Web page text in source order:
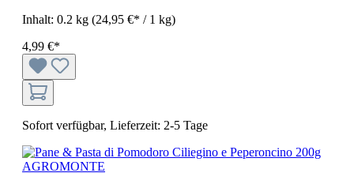
Inhalt: 0.2 kg (24,95 €* / 1 kg)
4,99 €*
Sofort verfügbar, Lieferzeit: 2-5 Tage